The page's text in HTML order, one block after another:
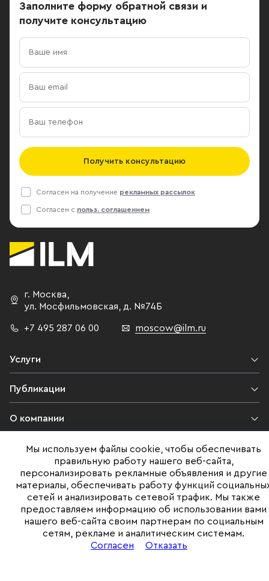
Заполните форму обратной связи и
получите консультацию
Получить консультацию
Согласен на получение рекламных рассылок
Согласен с польз. соглашением
г. Москва
ул. Мосфильмовская,
д. №74Б
+7 495 287 06 00 moscow@ilm.ru
Услуги
Публикации
О компании
Контакты
Юридическая информация
©ILM 2009-2026. Все права защищены
Представленная на сайте информация, в т.ч. стоимости объектов,
носит информационный характер
Мы используем файлы cookie, чтобы обеспечивать
правильную работу нашего веб-сайта,
персонализировать рекламные объявления и другие
материалы, обеспечивать работу функций
сетей и анализировать сетевой трафик. Мы также
предоставляем информацию об использовании вами
нашего веб-сайта своим партнерам по социальным
сетям, рекламе и аналитическим системам.
Согласен
Отказать